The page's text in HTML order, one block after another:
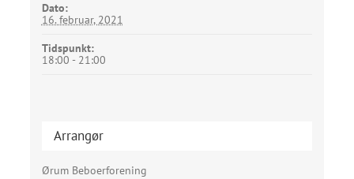
Dato:
16. februar, 2021
Tidspunkt:
18:00 - 21:00
Arrangør
Ørum Beboerforening